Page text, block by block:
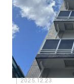
2025.12.23